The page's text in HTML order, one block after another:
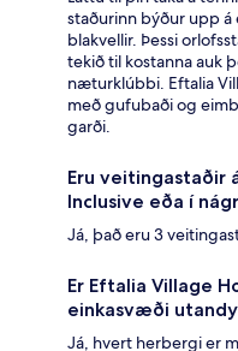
staðurinn býður upp
blakvellir. Þessi
tekið til kostanna auk
næturklúbbi. Eftalia
með gufubaði og
garði.
Eru veitingastaðir
Inclusive eða í
Já, það eru 3
Er Eftalia Village
einkasvæði
Já, hvert herbergi er